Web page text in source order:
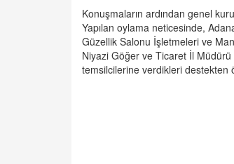
Konuşmaların ardından genel
Yapılan oylama neticesinde,
Güzellik Salonu İşletmeleri ve
Niyazi Göğer ve Ticaret İl Müdürü
temsilcilerine verdikleri destekten